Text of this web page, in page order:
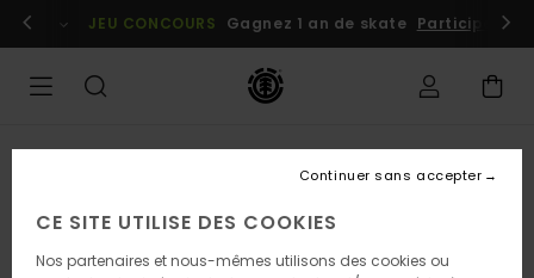
l'information
Se connecter / s'inscrire
JEU CONCOURS Gagnez 1 an de skate Participez
CE SITE UTILISE DES COOKIES
Nos partenaires et nous-mêmes utilisons des cookies ou
Continuer sans accepter